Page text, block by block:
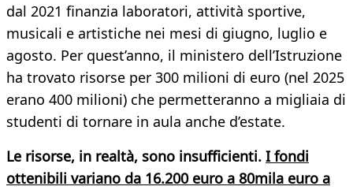
dal 2021 finanzia laboratori, attività sportive,
musicali e artistiche nei mesi di giugno, luglio e
agosto. Per quest’anno, il ministero dell’Istruzione
ha trovato risorse per 300 milioni di euro (nel 2025
erano 400 milioni) che permetteranno a migliaia di
studenti di tornare in aula anche d’estate.
Le risorse, in realtà, sono insufficienti. I fondi
ottenibili variano da 16.200 euro a 80mila euro a